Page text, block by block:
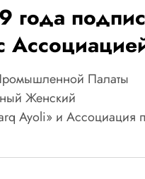
года
Азербайджана (АЖПА).
Палаты
Женский
Ayoli» и Ассоциация